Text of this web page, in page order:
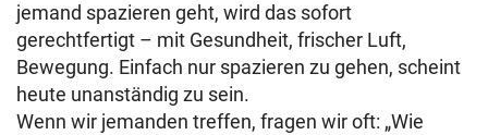
jemand spazieren geht, wird das sofort
gerechtfertigt – mit Gesundheit, frischer Luft,
Bewegung. Einfach nur spazieren zu gehen, scheint
heute unanständig zu sein.
Wenn wir jemanden treffen, fragen wir oft: „Wie